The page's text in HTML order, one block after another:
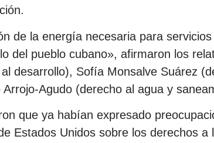
de la energía necesaria para
del pueblo cubano», afirmaron los
desarrollo), Sofía Monsalve Suárez
Agudo (derecho al agua y
que ya habían expresado
Estados Unidos sobre los derechos a